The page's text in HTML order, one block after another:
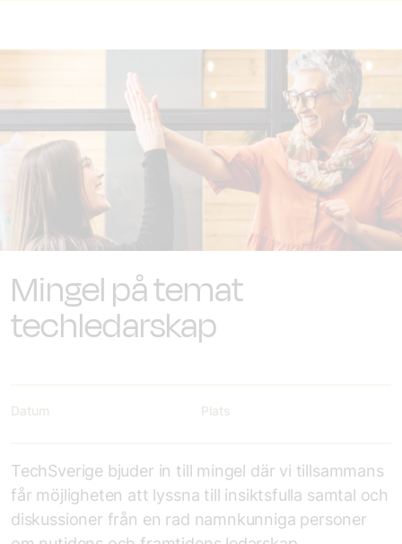
Mingel på temat
techledarskap
Datum Plats
TechSverige bjuder in till mingel där vi tillsammans
får möjligheten att lyssna till insiktsfulla samtal och
diskussioner från en rad namnkunniga personer